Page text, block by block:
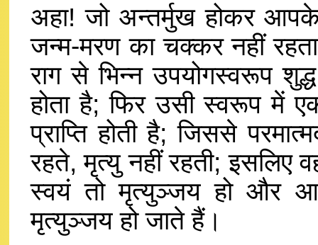
अहा! जो अन्तर्मुख होकर
जन्म-मरण का चक्कर नहीं
राग से भिन्न उपयोगस्वरूप
होता है; फिर उसी स्वरूप में
प्राप्ति होती है; जिससे
रहते, मृत्यु नहीं रहती;
स्वयं तो मृत्युञ्जय हो और
मृत्युञ्जय हो जाते हैं।